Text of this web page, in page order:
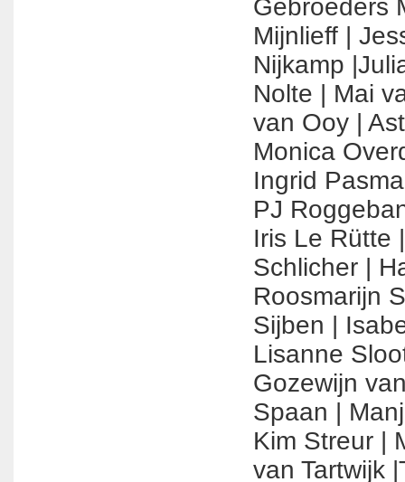
Gebroeders
Mijnlieff​ |
Nijkamp​
Nolte​ | ​Mai
van Ooy​ |
Monica
Ingrid
PJ
Iris Le Rütte​
Schlicher​ |​
Roosmarijn
Sijben​ |​
Lisanne
Gozewijn
Spaan​ |​
Kim Streur​ |
van Tartwijk​